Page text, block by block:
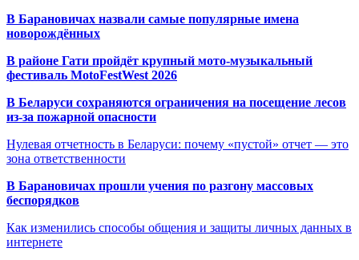
В Барановичах назвали самые популярные имена
новорождённых
В районе Гати пройдёт крупный мото-музыкальный
фестиваль MotoFestWest 2026
В Беларуси сохраняются ограничения на посещение лесов
из-за пожарной опасности
Нулевая отчетность в Беларуси: почему «пустой» отчет — это
зона ответственности
В Барановичах прошли учения по разгону массовых
беспорядков
Как изменились способы общения и защиты личных данных в
интернете